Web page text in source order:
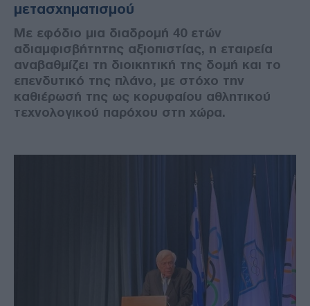
μετασχηματισμού
Με εφόδιο μια διαδρομή 40 ετών
αδιαμφισβήτητης αξιοπιστίας, η εταιρεία
αναβαθμίζει τη διοικητική της δομή και το
επενδυτικό της πλάνο, με στόχο την
καθιέρωσή της ως κορυφαίου αθλητικού
τεχνολογικού παρόχου στη χώρα.